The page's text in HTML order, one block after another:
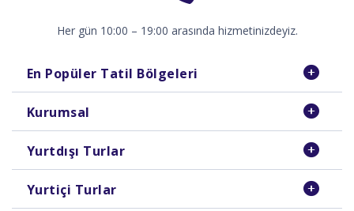
Her gün 10:00 – 19:00 arasında hizmetinizdeyiz.
En Popüler Tatil Bölgeleri
Kurumsal
Yurtdışı Turlar
Yurtiçi Turlar